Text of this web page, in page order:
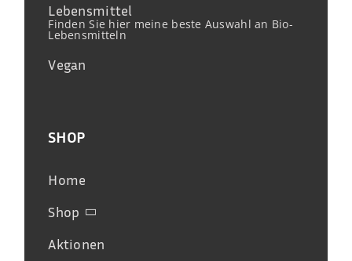
Lebensmittel
Finden Sie hier meine beste Auswahl an Bio-
Lebensmitteln
Vegan
SHOP
Home
Shop
Aktionen